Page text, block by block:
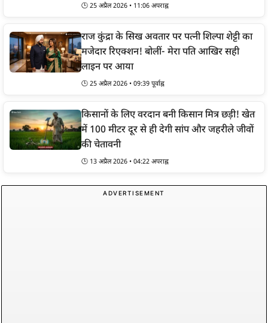
🕒 25 अप्रैल 2026 • 11:06 अपराह्न
राज कुंद्रा के सिख अवतार पर पत्नी शिल्पा शेट्टी का
मजेदार रिएक्शन! बोलीं- मेरा पति आखिर सही
लाइन पर आया
🕒 25 अप्रैल 2026 • 09:39 पूर्वाह्न
किसानों के लिए वरदान बनी किसान मित्र छड़ी! खेत
में 100 मीटर दूर से ही देगी सांप और जहरीले जीवों
की चेतावनी
🕒 13 अप्रैल 2026 • 04:22 अपराह्न
ADVERTISEMENT